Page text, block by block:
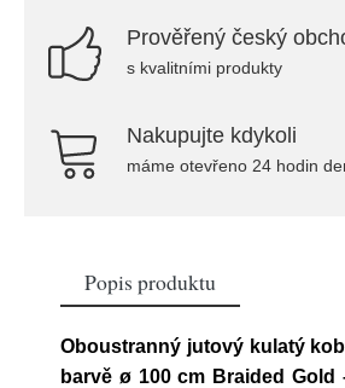
Prověřený český
s kvalitními produkty
Nakupujte kdykoli
máme otevřeno 24 hodin
Popis produktu
Oboustranný jutový kulatý
barvě ø 100 cm Braided Gold